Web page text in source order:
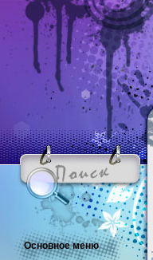
Основное меню